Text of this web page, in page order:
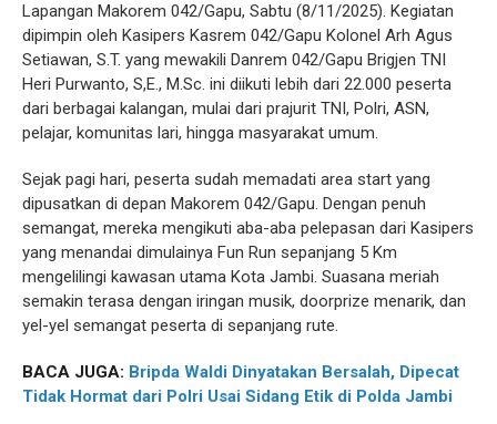
Lapangan Makorem 042/Gapu, Sabtu (8/11/2025). Kegiatan
dipimpin oleh Kasipers Kasrem 042/Gapu Kolonel Arh Agus
Setiawan, S.T. yang mewakili Danrem 042/Gapu Brigjen TNI
Heri Purwanto, S,E., M.Sc. ini diikuti lebih dari 22.000 peserta
dari berbagai kalangan, mulai dari prajurit TNI, Polri, ASN,
pelajar, komunitas lari, hingga masyarakat umum.
Sejak pagi hari, peserta sudah memadati area start yang
dipusatkan di depan Makorem 042/Gapu. Dengan penuh
semangat, mereka mengikuti aba-aba pelepasan dari Kasipers
yang menandai dimulainya Fun Run sepanjang 5 Km
mengelilingi kawasan utama Kota Jambi. Suasana meriah
semakin terasa dengan iringan musik, doorprize menarik, dan
yel-yel semangat peserta di sepanjang rute.
BACA JUGA: Bripda Waldi Dinyatakan Bersalah, Dipecat
Tidak Hormat dari Polri Usai Sidang Etik di Polda Jambi